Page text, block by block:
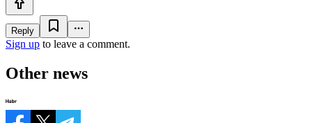
Reply
Sign up to leave a comment.
Other news